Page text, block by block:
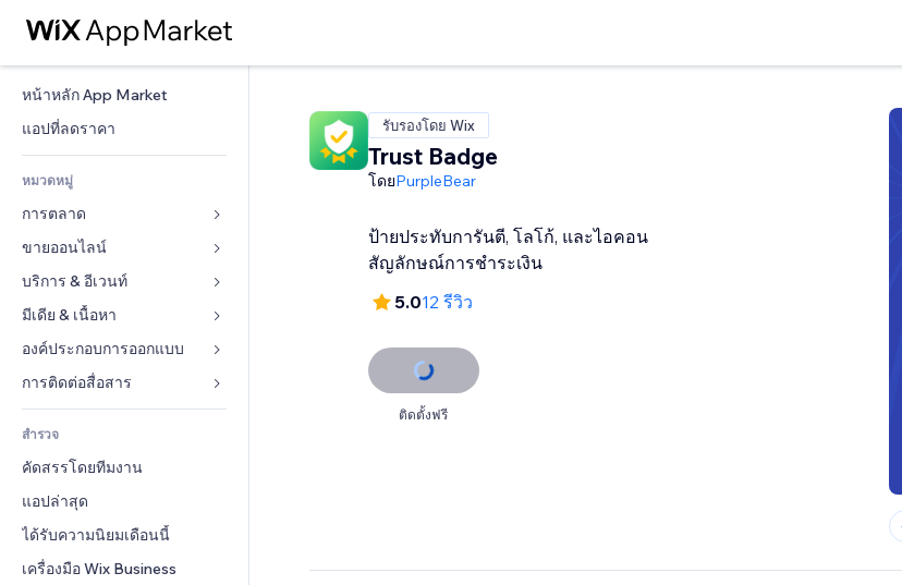
หน้าหลัก App Market
แอปที่ลดราคา
หมวดหมู่
การตลาด
โฆษณา
โทรศัพท์มือถือ
บทวิเคราะห์
โซเชียล
ทำอันดับเว็บไซต์
อีเมล
ขายออนไลน์
แอปสำหรับร้านค้า
การจัดส่ง & ส่งมอบสินค้า
ปุ่มการจำหน่าย
คอร์สออนไลน์
บัญชี
คูปอง & ความภักดีในแบรนด์
โซลูชันคลังสินค้า
การดรอปชิป
บริการ & อีเวนท์
โรงแรม
อีเวนท์
ร้านอาหาร
อสังหาริมทรัพย์
การจอง
มีเดีย & เนื้อหา
แกลเลอรี
เพลง
พอดแคสต์
การถ่ายภาพ
วิดีโอ
PDF
การแชร์ไฟล์
ข่าว
องค์ประกอบการออกแบบ
แผนที่  & การนำทาง
ส่วนบุคคล & ความปลอดภัย
นาฬิกา
เทมเพลตเพจ
เอฟเฟกต์รูปภาพ
ปุ่ม & เมนู
แบนเนอร์ & สัญลักษณ์
แบบฟอร์ม
แบบสำรวจ
แชต
หมายเหตุ
โทรศัพท์
สำรวจ
คัดสรรโดยทีมงาน
แอปล่าสุด
ได้รับความนิยมเดือนนี้
เครื่องมือ Wix Business
รับรองโดย Wix
Trust Badge
โดยPurpleBear
ป้ายประทับการันตี, โลโก้, และไอคอน
สัญลักษณ์การชำระเงิน
5.012 รีวิว
ติดตั้งฟรี